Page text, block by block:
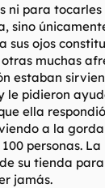
ni para tocarles
sino
sus ojos
muchas
estaban
le pidieron
ella
a la
personas.
su tienda
jamás.